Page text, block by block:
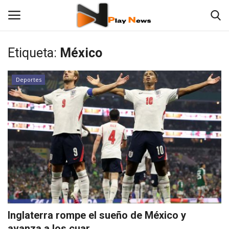
Contáctenos
TV en Vivo
En Vivo
Noticias
Las 12 Play
Fotos
Empresas
Etiqueta: México
Deportes
Inglaterra rompe el sueño de México y